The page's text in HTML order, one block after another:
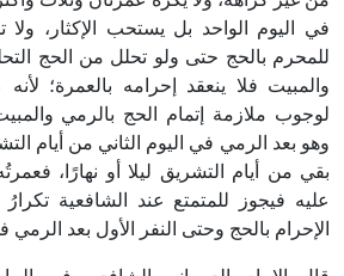
في اليوم الواحد بل يستحب الإكثار، ولا
للمحرم بالحج حتى ولو تحلل من الحج
والمبيت فلا ينعقد إحرامه بالعمرة؛
لوجوب ملازمة إتمام الحج بالرمي
وهو بعد الرمي في اليوم الثاني من أيام
بقي من أيام التشريق ليلا أو نهارًا،
عليه فيجوز للمتمتع عند الشافعية
الإحرام بالحج وحتى النفر الأول بعد الرمي